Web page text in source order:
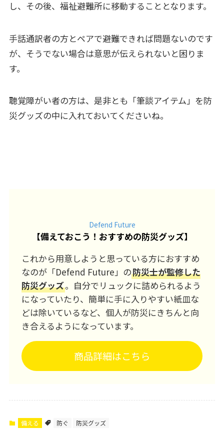
し、その後、福祉避難所に移動することとなります。
手話通訳者の方とペアで避難できれば問題ないのです
が、そうでない場合は意思が伝えられないと困りま
す。
聴覚障がい者の方は、是非とも「筆談アイテム」を防
災グッズの中に入れておいてくださいね。
Defend Future
【備えておこう！おすすめの防災グッズ】
これから用意しようと思っている方におすすめ
なのが「Defend Future」の防災士が監修した
防災グッズ。自分でリュックに詰められるよう
になっていたり、簡単に手に入りやすい紙皿な
どは除いているなど、個人が防災にきちんと向
き合えるようになっています。
商品詳細はこちら
備える 防ぐ 防災グッズ